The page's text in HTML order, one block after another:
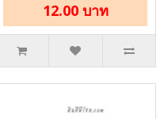
12.00 บาท